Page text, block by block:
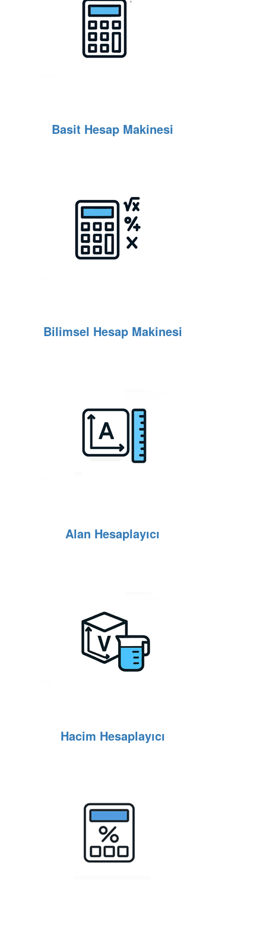
Basit Hesap Makinesi
Bilimsel Hesap Makinesi
Alan Hesaplayıcı
Hacim Hesaplayıcı